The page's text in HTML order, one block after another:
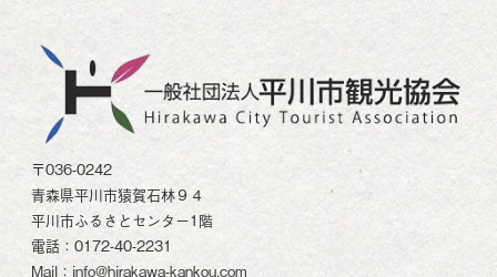
〒036-0242
青森県平川市猿賀石林９４
平川市ふるさとセンター1階
電話：0172-40-2231
Mail：info@hirakawa-kankou.com